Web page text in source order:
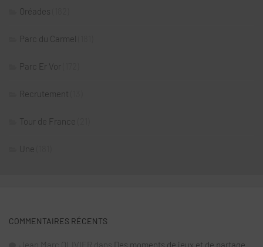
Oréades
Parc du Carmel
Parc Er Vor
Recrutement
Tour de France
Une
COMMENTAIRES RÉCENTS